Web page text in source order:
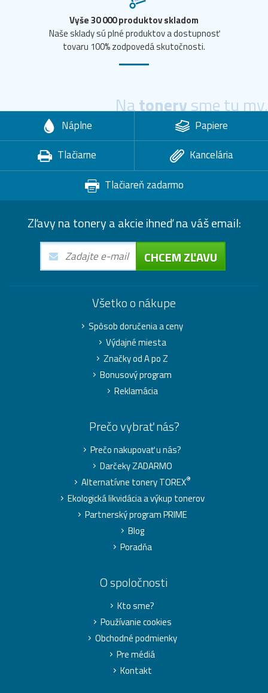
Vyše 30 000 produktov skladom
Naše sklady sú plné produktov a dostupnosť
tovaru 100% zodpovedá skutočnosti.
Natonerysme tu my.
Náplne
Papiere
Tlačiarne
Kancelária
Tlačiareň zadarmo
Zľavy na tonery a akcie ihneď na váš email:
CHCEM ZĽAVU
Všetko o nákupe
Spôsob doručenia a ceny
Výdajné miesta
Značky od A po Z
Bonusový program
Reklamácia
Prečo vybrať nás?
Prečo nakupovať u nás?
Darčeky ZADARMO
Alternatívne tonery TOREX®
Ekologická likvidácia a výkup tonerov
Partnerský program PRIME
Blog
Poradňa
O spoločnosti
Kto sme?
Používanie cookies
Obchodné podmienky
Pre médiá
Kontakt